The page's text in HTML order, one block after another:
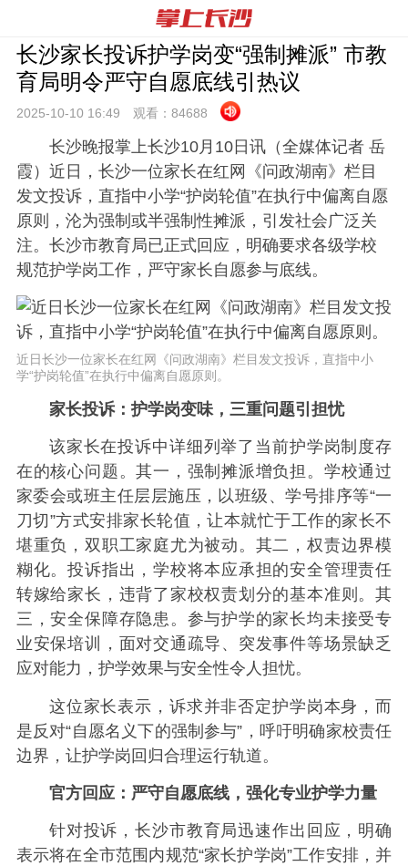
长沙家长投诉护学岗变“强制摊派” 市教
育局明令严守自愿底线引热议
2025-10-10 16:49 观看： 84688
长沙晚报掌上长沙10月10日讯（全媒体记者 岳
霞） 近日，长沙一位家长在红网《问政湖南》栏目
发文投诉，直指中小学“护岗轮值”在执行中偏离自愿
原则，沦为强制或半强制性摊派，引发社会广泛关
注。长沙市教育局已正式回应，明确要求各级学校
规范护学岗工作，严守家长自愿参与底线。
近日长沙一位家长在红网《问政湖南》栏目发文投诉，直指中小
学“护岗轮值”在执行中偏离自愿原则。
家长投诉：护学岗变味，三重问题引担忧
该家长在投诉中详细列举了当前护学岗制度存
在的核心问题。其一，强制摊派增负担。学校通过
家委会或班主任层层施压，以班级、学号排序等“一
刀切”方式安排家长轮值，让本就忙于工作的家长不
堪重负，双职工家庭尤为被动。其二，权责边界模
糊化。投诉指出，学校将本应承担的安全管理责任
转嫁给家长，违背了家校权责划分的基本准则。其
三，安全保障存隐患。参与护学的家长均未接受专
业安保培训，面对交通疏导、突发事件等场景缺乏
应对能力，护学效果与安全性令人担忧。
这位家长表示，诉求并非否定护学岗本身，而
是反对“自愿名义下的强制参与”，呼吁明确家校责任
边界，让护学岗回归合理运行轨道。
官方回应：严守自愿底线，强化专业护学力量
针对投诉，长沙市教育局迅速作出回应，明确
表示将在全市范围内规范“家长护学岗”工作安排，并